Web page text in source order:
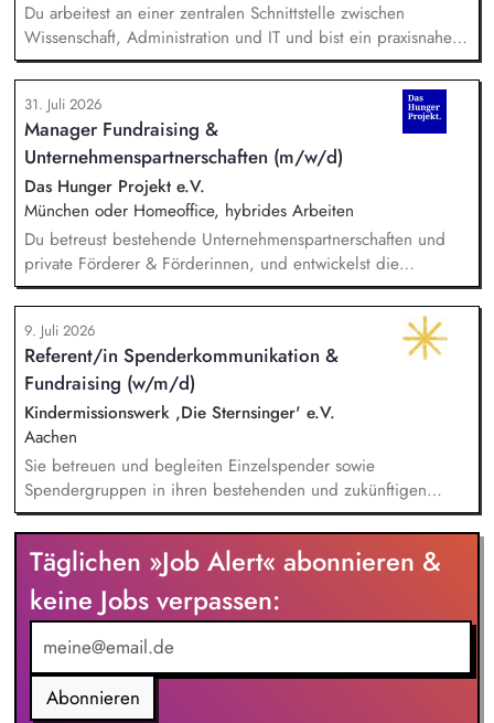
Du arbeitest an einer zentralen Schnittstelle zwischen
Wissenschaft, Administration und IT und bist ein praxisnaher
Allrounder in den verschiedenen Themenbereichen. In dieser
Rolle betreust Du unsere Bibliothek, entwickelst unser
Forschungsinformationssystem (FIS) und das institutionelle
Forschungsdatenmanagement (FDM) weiter. Du sicherst die
Qualität und Nachvollziehbarkeit von
Forschungsinformationen und unterstützt durch Analysen,
Kennzahlen und Berichte die strategische Steuerung des
Instituts.
31. Juli 2026
Manager Fundraising &
Unternehmenspartnerschaften (m/w/d)
Das Hunger Projekt e.V.
München oder Homeoffice, hybrides Arbeiten
Du betreust bestehende Unternehmenspartnerschaften und
private Förderer & Förderinnen, und entwickelst die
Zusammenarbeit systematisch weiter. Du identifizierst neue
Unternehmen und Förderer & Förderinnen und sprichst sie
aktiv an. Du planst und setzt Fundraising-Maßnahmen
eigenständig um und verfolgst deren Ergebnisse. Du
arbeitest eng mit der Landesdirektion, dem Marketing und
unseren Programmkollegen zusammen.
9. Juli 2026
Referent/in Spenderkommunikation &
Fundraising (w/m/d)
Kindermissionswerk ,Die Sternsinger' e.V.
Aachen
Sie betreuen und begleiten Einzelspender sowie
Spendergruppen in ihren bestehenden und zukünftigen
Projektpartnerschaften (Kooperationsprojekte zwischen
deutschen Spendergruppen und internationalen
Entwicklungshilfeprojekten) und fördern den Aufbau
langfristiger, vertrauensvoller Beziehungen.
Spenderbetreuung - Kommunikation und Abstimmung zu
Projekten, Budgets und Spendenaufkommen; Identifikation
geeigneter Projekte, deeskalierende Kommunikation bei
Problemen mit Projekten in enger Abstimmung mit dem
Vorstand und beteiligten Kolleg/innen.
Täglichen »Job Alert« abonnieren &
keine Jobs verpassen:
Abonnieren